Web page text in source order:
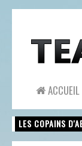
ACCUEIL
LES COPAINS